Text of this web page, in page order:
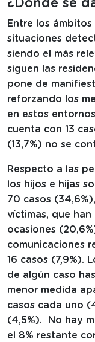
¿Dónde se
Entre los
situaciones
siendo el más
siguen las
pone de
reforzando los
en estos
cuenta con 13
(13,7%) no se
Respecto a las
los hijos e hijas
70 casos
víctimas, que
ocasiones
comunicaciones
16 casos (7,9%).
de algún caso
menor medida
casos cada uno
(4,5%).
No hay
el 8% restante